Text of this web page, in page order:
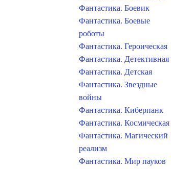
Фантастика. Боевик
Фантастика. Боевые
роботы
Фантастика. Героическая
Фантастика. Детективная
Фантастика. Детская
Фантастика. Звездные
войны
Фантастика. Киберпанк
Фантастика. Космическая
Фантастика. Магический
реализм
Фантастика. Мир пауков